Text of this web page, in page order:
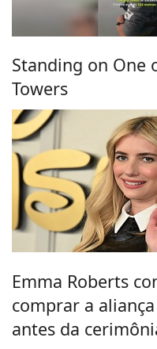
Standing on One
Towers
Emma Roberts
comprar a
antes da